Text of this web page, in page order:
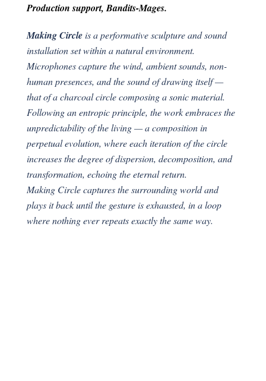
Production support, Bandits-Mages.
Making Circleis a performative sculpture and sound
installation set within a natural environment.
Microphones capture the wind, ambient sounds, non-
human presences, and the sound of drawing itself —
that of a charcoal circle composing a sonic material.
Following an entropic principle, the work embraces the
unpredictability of the living — a composition in
perpetual evolution, where each iteration of the circle
increases the degree of dispersion, decomposition, and
transformation, echoing the eternal return.
Making Circle captures the surrounding world and
plays it back until the gesture is exhausted, in a loop
where nothing ever repeats exactly the same way.